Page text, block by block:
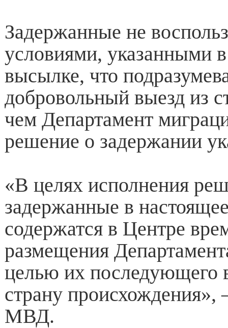
Задержанные не
условиями, указанными
высылке, что
добровольный выезд из
чем Департамент
решение о задержании
«В целях исполнения
задержанные в
содержатся в Центре
размещения
целью их последующего
страну происхождения»,
МВД.